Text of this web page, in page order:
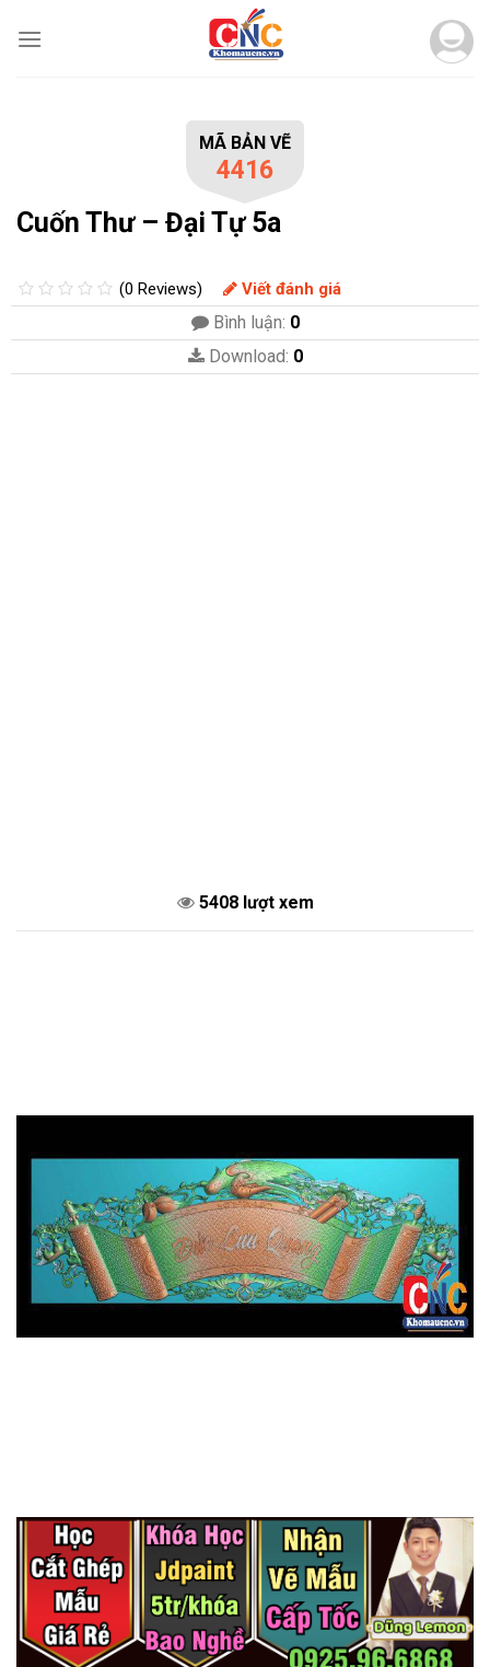
MÃ BẢN VẼ
4416
Cuốn Thư – Đại Tự 5a
(0 Reviews) Viết đánh giá
Bình luận: 0
Download: 0
5408 lượt xem